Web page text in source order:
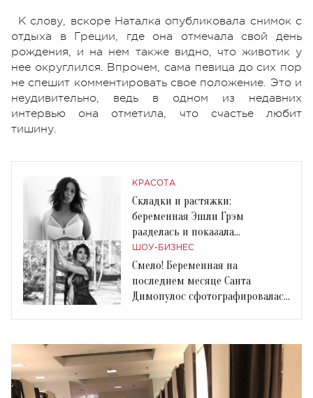
К слову, вскоре Наталка опубликовала снимок с
отдыха в Греции, где она отмечала свой день
рождения, и на нем также видно, что животик у
нее округлился. Впрочем, сама певица до сих пор
не спешит комментировать свое положение. Это и
неудивительно, ведь в одном из недавних
интервью она отметила, что счастье любит
тишину.
КРАСОТА
Складки и растяжки:
беременная Эшли Грэм
разделась и показала
неидеальное тело
ШОУ-БИЗНЕС
Смело! Беременная на
последнем месяце Санта
Димопулос сфотографировалась